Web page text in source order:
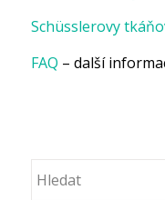
Schüsslerovy
FAQ – další